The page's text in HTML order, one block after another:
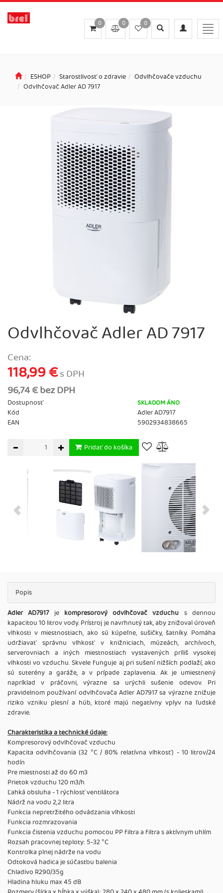
Toggle
navigation
Toggle
search
0
0
0
ESHOP Starostlivosť o zdravie
Odvlhčovače vzduchu
Odvlhčovač Adler AD 7917
Odvlhčovač Adler AD 7917
Cena:
118,99 €s DPH
96,74 € bez DPH
Dostupnosť SKLADOM ÁNO
Kód
Adler AD7917
EAN
5902934838665
Pridať do košíka
Popis
Adler AD7917je kompresorový odvlhčovač vzduchu s dennou
kapacitou 10 litrov vody. Prístroj je navrhnutý tak, aby znižoval úroveň
vlhkosti v miestnostiach, ako sú kúpeľne, sušičky, šatníky. Pomáha
udržiavať správnu vlhkosť v knižniciach, múzeách, archívoch,
serverovniach a iných miestnostiach vystavených príliš vysokej
vlhkosti vo vzduchu. Skvele funguje aj pri sušení nižších podlaží, ako
sú suterény a garáže, a v prípade zaplavenia. Ak je umiestnený
napríklad v práčovni, výrazne sa urýchli sušenie odevov. Pri
pravidelnom používaní odvlhčovača Adler AD7917 sa výrazne znižuje
riziko vzniku plesní a húb, ktoré majú negatívny vplyv na ľudské
zdravie.
Charakteristika a technické údaje:
Kompresorový odvlhčovač vzduchu
Kapacita odvlhčovania (32 °C / 80% relatívna vlhkosť) - 10 litrov/24
hodín
Pre miestnosti až do 60 m3
Prietok vzduchu 120 m3/h
Ľahká obsluha - 1 rýchlosť ventilátora
Nádrž na vodu 2,2 litra
Funkcia nepretržitého odvádzania vlhkosti
Funkcia rozmrazovania
Funkcia čistenia vzduchu pomocou PP filtra a filtra s aktívnym uhlím
Rozsah pracovnej teploty: 5-32 °C
Kontrolka plnej nádrže na vodu
Odtoková hadica je súčasťou balenia
Chladivo R290/35g
Hladina hluku max 45 dB